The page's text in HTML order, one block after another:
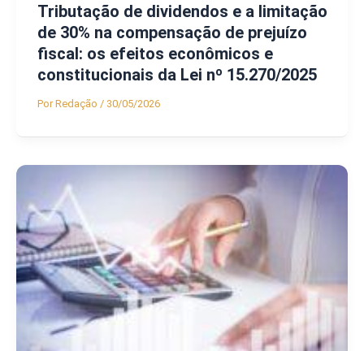
Tributação de dividendos e a limitação
de 30% na compensação de prejuízo
fiscal: os efeitos econômicos e
constitucionais da Lei nº 15.270/2025
PorRedação / 30/05/2026